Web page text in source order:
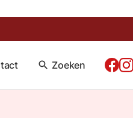
search Zoeken